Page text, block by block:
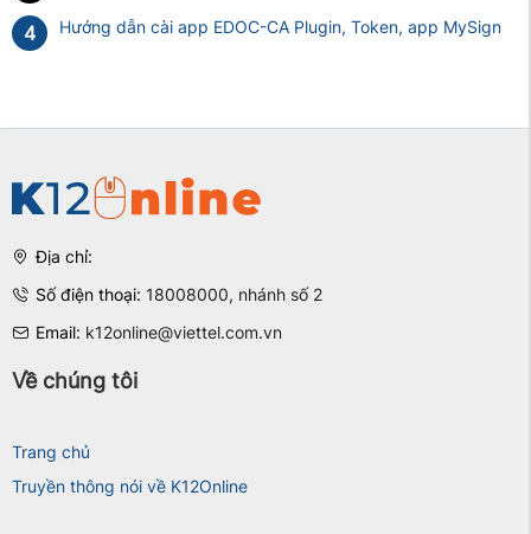
4 Hướng dẫn cài app EDOC-CA Plugin, Token, app MySign
Địa chỉ:
Số điện thoại: 18008000, nhánh số 2
Email: k12online@viettel.com.vn
Về chúng tôi
Trang chủ
Truyền thông nói về K12Online